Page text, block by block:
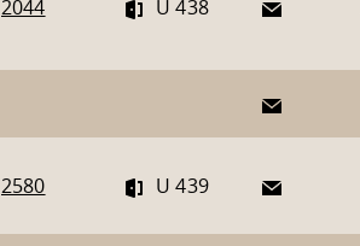
2044 U 438
2580 U 439